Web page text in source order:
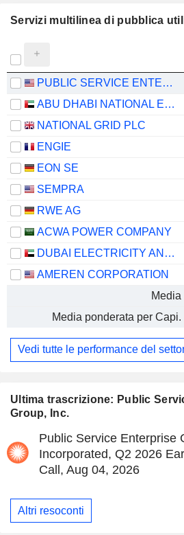
Ultima trascrizione: Public
Group, Inc.
Public Service Enterprise
Incorporated, Q2 2026
Call, Aug 04, 2026
Altri resoconti
Servizi multilinea di pubblica
PUBLIC SERVICE ENTERPRISE GROUP, INC.
ABU DHABI NATIONAL ENERGY COMPANY
NATIONAL GRID PLC
ENGIE
EON SE
SEMPRA
RWE AG
ACWA POWER COMPANY
DUBAI ELECTRICITY AND WATER AUTHORITY
AMEREN CORPORATION
Media
Media ponderata per Capi.
Vedi tutte le performance del